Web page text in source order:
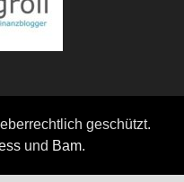
geschützt.
und Bam.